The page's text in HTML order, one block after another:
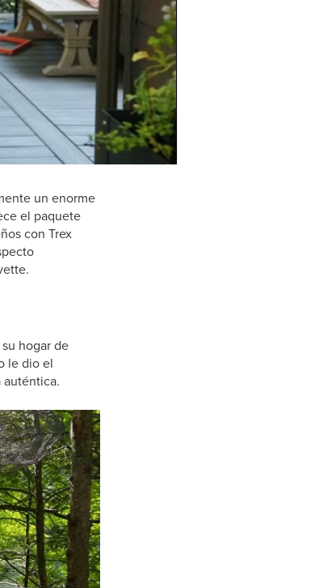
0:00 / 1:09
un enorme
el paquete
con Trex
hogar de
le dio el
auténtica.